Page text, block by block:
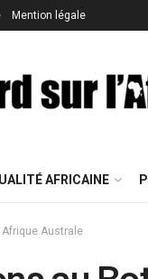
Mention légale
AFRICAINE
Afrique Australe